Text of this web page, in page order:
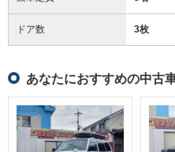
ドア数 3枚
あなたにおすすめの中古